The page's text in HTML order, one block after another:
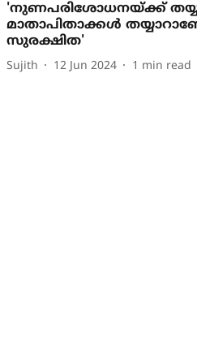
'നുണപരിശോധനയ്ക്ക്
മാതാപിതാക്കള്‍
സുരക്ഷിത'
Sujith 12 Jun 2024 1 min read